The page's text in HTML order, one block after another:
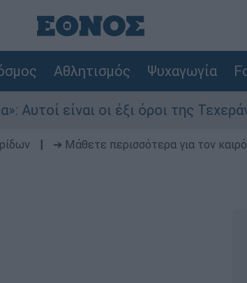
Αθλητισμός Ψυχαγωγία
οι έξι όροι της Τεχεράνης για
➔ Μάθετε περισσότερα για τον